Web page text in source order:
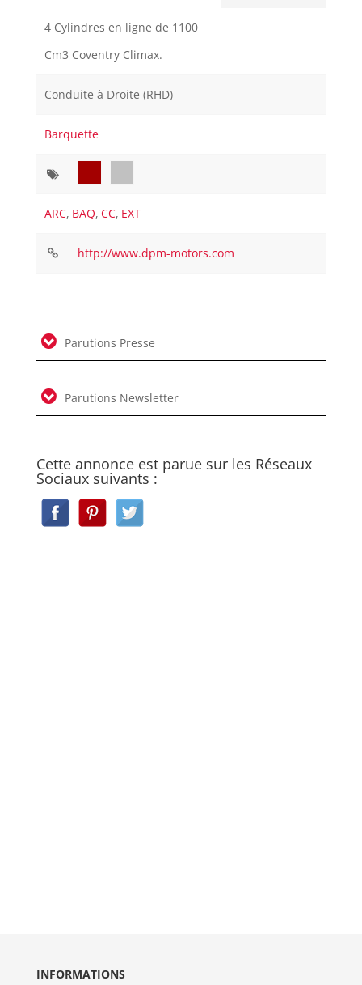
4 Cylindres en ligne de 1100
Cm3 Coventry Climax.
Conduite à Droite (RHD)
Barquette
ARC, BAQ, CC, EXT
http://www.dpm-motors.com
Parutions Presse
Parutions Newsletter
Cette annonce est parue sur les Réseaux
Sociaux suivants :
INFORMATIONS